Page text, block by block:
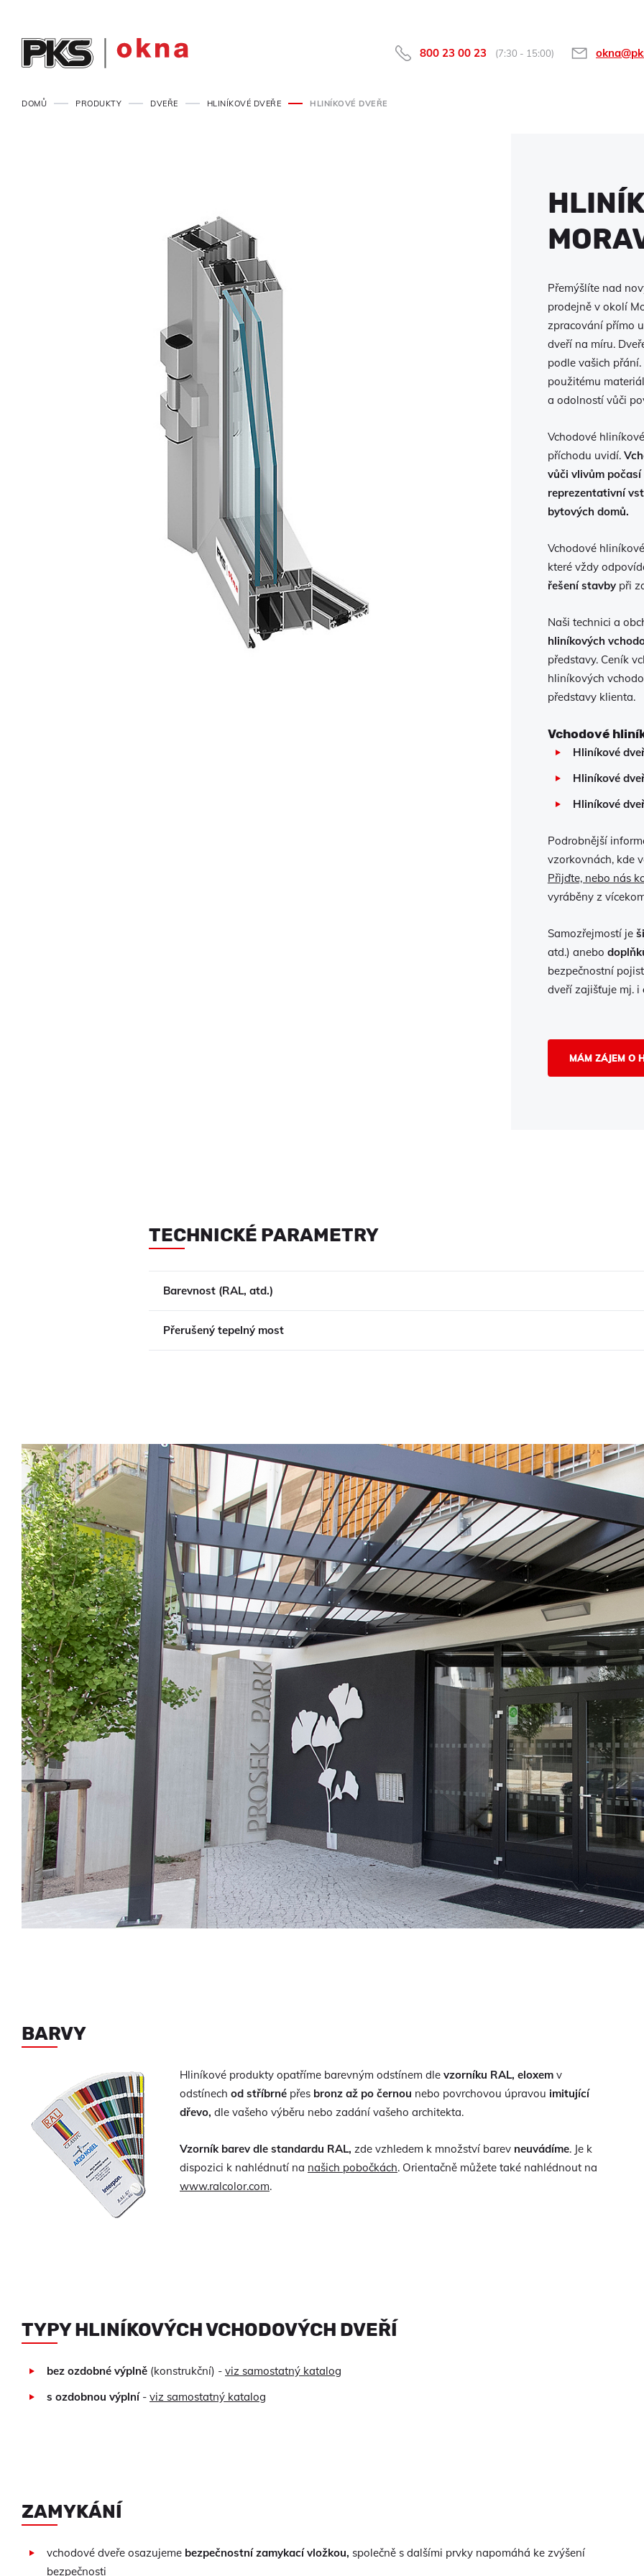
800 23 00 23 (7:30 - 15:00)
DOMŮ PRODUKTY DVEŘE HLINÍKOVÉ DVEŘE HLINÍKOVÉ DVEŘE
Přemýšlíte nad
prodejně v okolí
zpracování přímo
dveří na míru.
podle vašich
použitému
a odolností vůči
Vchodové
příchodu uvidí.
vůči vlivům
reprezentativní
bytových domů.
Vchodové
které vždy
řešení stavbypři
Naši technici a
hliníkových
představy. Ceník
hliníkových
představy klienta.
Vchodové
Hliníkové
Hliníkové
Hliníkové
Podrobnější
vzorkovnách, kde
Přijďte, nebo nás
vyráběny z
Samozřejmostí je
atd.) anebo
bezpečnostní
dveří zajišťuje mj. i
MÁM ZÁJEM O
TECHNICKÉ PARAMETRY
Barevnost (RAL, atd.)
Přerušený tepelný most
BARVY
Hliníkové produkty opatříme barevným odstínem dle vzorníku RAL, eloxem v
odstínech od stříbrné přes bronz až po černou nebo povrchovou úpravou imitující
dřevo, dle vašeho výběru nebo zadání vašeho architekta.
Vzorník barev dle standardu RAL, zde vzhledem k množství barev neuvádíme. Je k
dispozici k nahlédnutí na našich pobočkách. Orientačně můžete také nahlédnout na
www.ralcolor.com.
TYPY HLINÍKOVÝCH VCHODOVÝCH DVEŘÍ
bez ozdobné výplně (konstrukční) - viz samostatný katalog
s ozdobnou výplní- viz samostatný katalog
ZAMYKÁNÍ
vchodové dveře osazujeme bezpečnostní zamykací vložkou, společně s dalšími prvky napomáhá ke zvýšení
bezpečnosti